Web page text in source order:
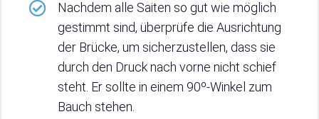
Nachdem alle Saiten so gut wie möglich
gestimmt sind, überprüfe die Ausrichtung
der Brücke, um sicherzustellen, dass sie
durch den Druck nach vorne nicht schief
steht. Er sollte in einem 90º-Winkel zum
Bauch stehen.